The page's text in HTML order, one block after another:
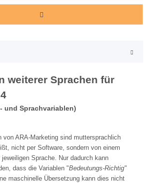
weiterer Sprachen für
und Sprachvariablen)
von ARA-Marketing sind muttersprachlich
nicht per Software, sondern von einem
jeweiligen Sprache. Nur dadurch kann
dass die Variablen "Bedeutungs-Richtig"
maschinelle Übersetzung kann dies nicht